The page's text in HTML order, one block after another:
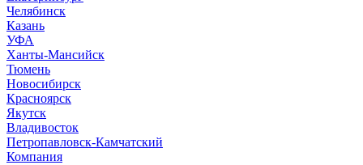
Челябинск
Казань
УФА
Ханты-Мансийск
Тюмень
Новосибирск
Красноярск
Якутск
Владивосток
Петропавловск-Камчатский
Компания